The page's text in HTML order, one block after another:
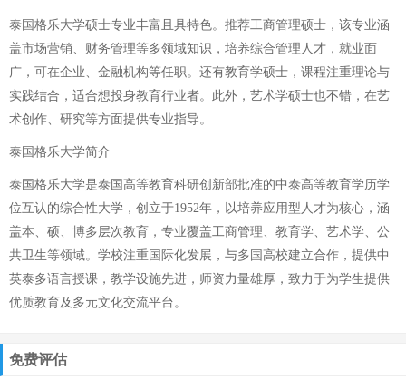
泰国格乐大学硕士专业丰富且具特色。推荐工商管理硕士，该专业涵
盖市场营销、财务管理等多领域知识，培养综合管理人才，就业面
广，可在企业、金融机构等任职。还有教育学硕士，课程注重理论与
实践结合，适合想投身教育行业者。此外，艺术学硕士也不错，在艺
术创作、研究等方面提供专业指导。
泰国格乐大学简介
泰国格乐大学是泰国高等教育科研创新部批准的中泰高等教育学历学
位互认的综合性大学，创立于1952年，以培养应用型人才为核心，涵
盖本、硕、博多层次教育，专业覆盖工商管理、教育学、艺术学、公
共卫生等领域。学校注重国际化发展，与多国高校建立合作，提供中
英泰多语言授课，教学设施先进，师资力量雄厚，致力于为学生提供
优质教育及多元文化交流平台。
免费评估